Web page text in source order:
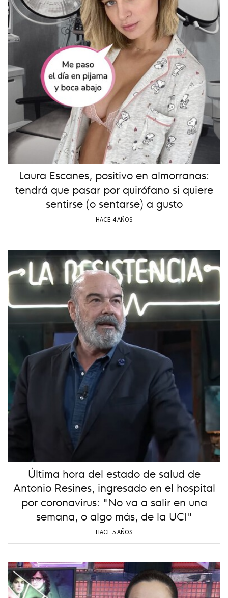
Laura Escanes, positivo en almorranas:
tendrá que pasar por quirófano si quiere
sentirse (o sentarse) a gusto
HACE 4 AÑOS
Última hora del estado de salud de
Antonio Resines, ingresado en el hospital
por coronavirus: "No va a salir en una
semana, o algo más, de la UCI"
HACE 5 AÑOS